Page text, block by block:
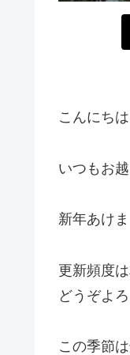
こんにち
いつもお
新年あけ
更新頻度
どうぞよ
この季節